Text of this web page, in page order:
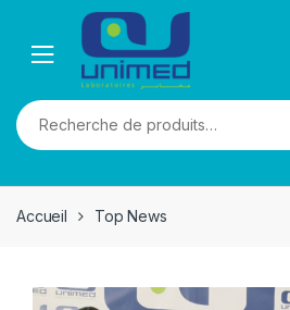
navigation
content
Recherche
pour :
Accueil Top News